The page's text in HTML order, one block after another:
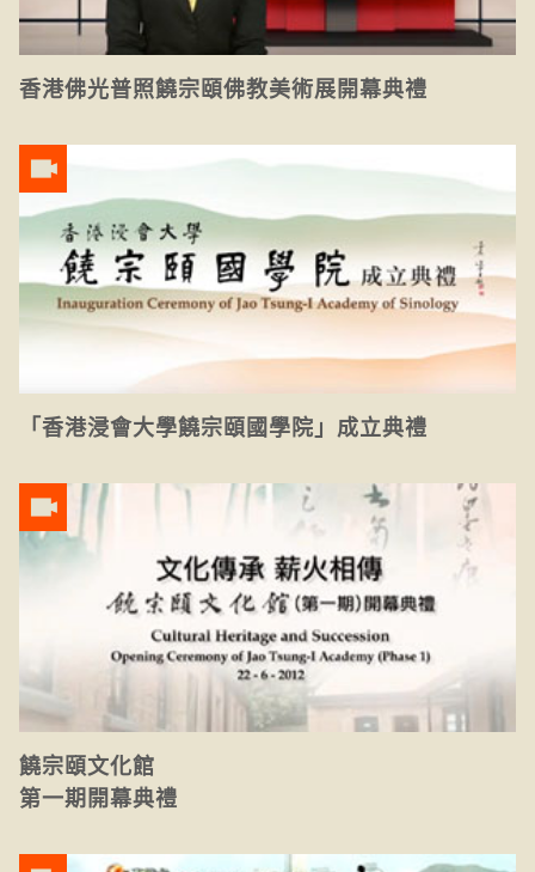
香港佛光普照饒宗頤佛教美術展開幕典禮
「香港浸會大學饒宗頤國學院」成立典禮
饒宗頤文化館
第一期開幕典禮